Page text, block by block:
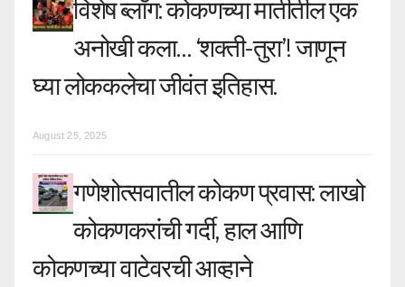
विशेष ब्लॉग: कोकणच्या मातीतील एक
अनोखी कला… ‘शक्ती-तुरा’! जाणून
घ्या लोककलेचा जीवंत इतिहास.
August 25, 2025
गणेशोत्सवातील कोकण प्रवास: लाखो
कोकणकरांची गर्दी, हाल आणि
कोकणच्या वाटेवरची आव्हाने